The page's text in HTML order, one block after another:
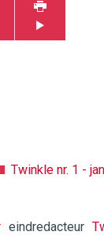
Twinkle nr. 1 -
eindredacteur